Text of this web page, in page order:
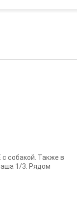
собакой. Также в
1/3. Рядом